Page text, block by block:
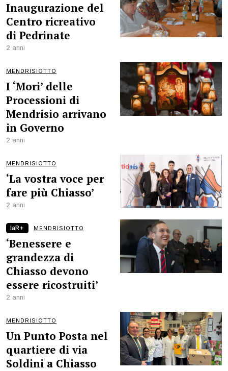
Inaugurazione del
Centro ricreativo
di Pedrinate
2 anni
MENDRISIOTTO
I ‘Mori’ delle
Processioni di
Mendrisio arrivano
in Governo
2 anni
MENDRISIOTTO
‘La vostra voce per
fare più Chiasso’
2 anni
laR+ MENDRISIOTTO
‘Benessere e
grandezza di
Chiasso devono
essere ricostruiti’
2 anni
MENDRISIOTTO
Un Punto Posta nel
quartiere di via
Soldini a Chiasso